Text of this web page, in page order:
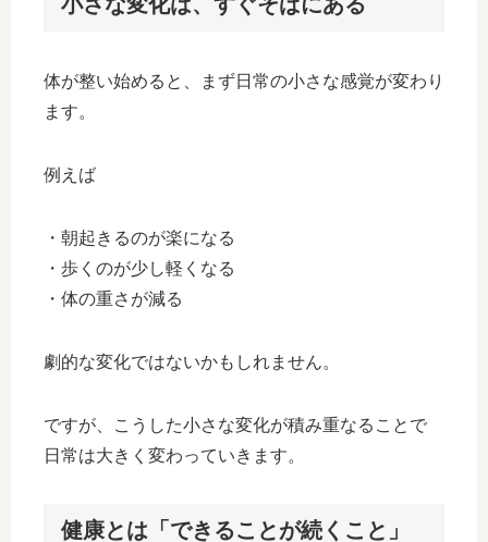
体が整い始めると、まず日常の小さな感覚が変わり
ます。
例えば
・朝起きるのが楽になる
・歩くのが少し軽くなる
・体の重さが減る
劇的な変化ではないかもしれません。
ですが、こうした小さな変化が積み重なることで
日常は大きく変わっていきます。
健康とは「できることが続くこと」